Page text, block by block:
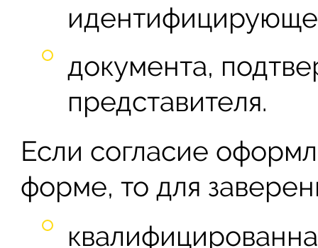
документа,
представителя.
Если согласие
форме, то для